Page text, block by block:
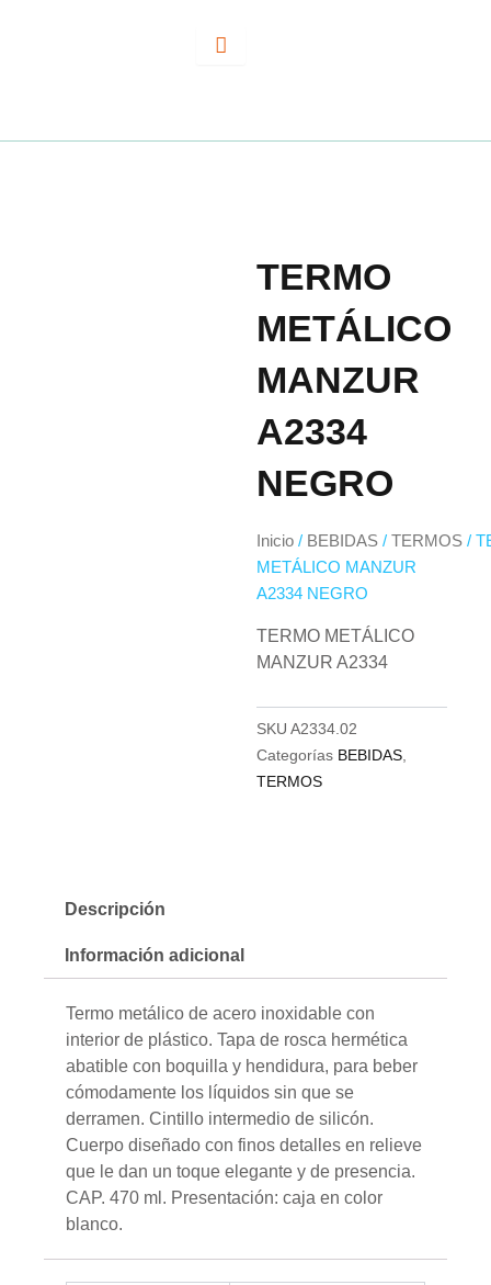
TERMO
METÁLICO
MANZUR
A2334
NEGRO
Inicio / BEBIDAS / TERMOS /
METÁLICO MANZUR
A2334 NEGRO
TERMO METÁLICO
MANZUR A2334
SKU A2334.02
Categorías BEBIDAS
TERMOS
Descripción
Información adicional
Termo metálico de acero inoxidable con
interior de plástico. Tapa de rosca hermética
abatible con boquilla y hendidura, para beber
cómodamente los líquidos sin que se
derramen. Cintillo intermedio de silicón.
Cuerpo diseñado con finos detalles en relieve
que le dan un toque elegante y de presencia.
CAP. 470 ml. Presentación: caja en color
blanco.